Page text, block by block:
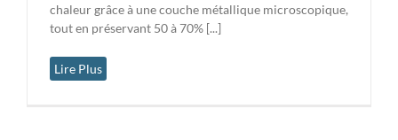
chaleur grâce à une couche métallique microscopique,
tout en préservant 50 à 70% [...]
Lire Plus